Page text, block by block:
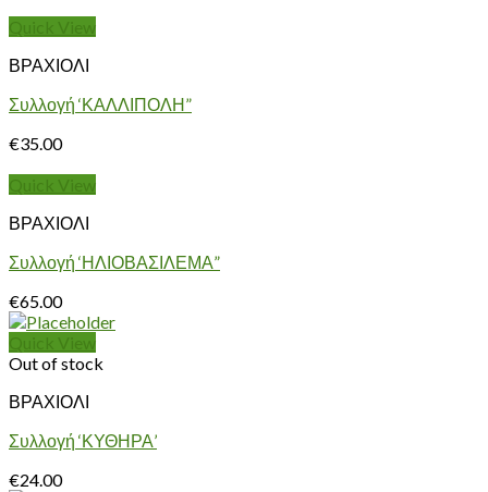
Quick View
ΒΡΑΧΙΟΛΙ
Συλλογή ‘ΚΑΛΛΙΠΟΛΗ”
€35.00
Quick View
ΒΡΑΧΙΟΛΙ
Συλλογή ‘ΗΛΙΟΒΑΣΙΛΕΜΑ”
€65.00
Quick View
Out of stock
ΒΡΑΧΙΟΛΙ
Συλλογή ‘ΚΥΘΗΡΑ’
€24.00